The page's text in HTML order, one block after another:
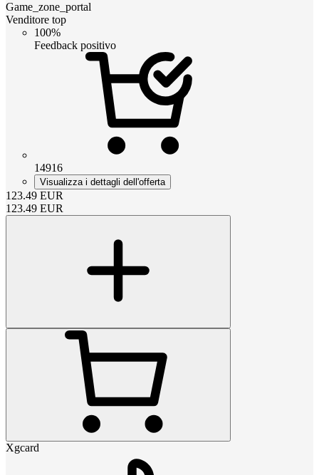
Game_zone_portal
Venditore top
100%
Feedback positivo
14916
Visualizza i dettagli dell'offerta
123.49 EUR
123.49 EUR
Xgcard